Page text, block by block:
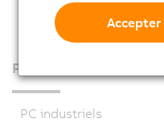
Produits
PC industriels